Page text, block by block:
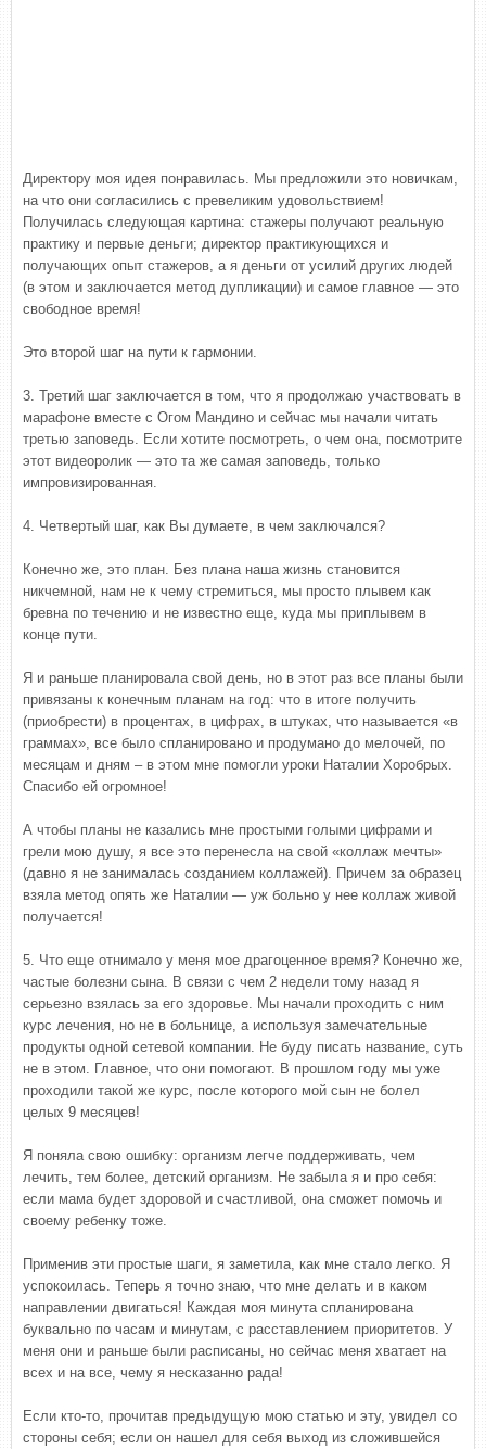
Директору моя идея понравилась. Мы предложили это новичкам,
на что они согласились с превеликим удовольствием!
Получилась следующая картина: стажеры получают реальную
практику и первые деньги; директор практикующихся и
получающих опыт стажеров, а я деньги от усилий других людей
(в этом и заключается метод дупликации) и самое главное — это
свободное время!
Это второй шаг на пути к гармонии.
3. Третий шаг заключается в том, что я продолжаю участвовать в
марафоне вместе с Огом Мандино и сейчас мы начали читать
третью заповедь. Если хотите посмотреть, о чем она, посмотрите
этот видеоролик — это та же самая заповедь, только
импровизированная.
4. Четвертый шаг, как Вы думаете, в чем заключался?
Конечно же, это план. Без плана наша жизнь становится
никчемной, нам не к чему стремиться, мы просто плывем как
бревна по течению и не известно еще, куда мы приплывем в
конце пути.
Я и раньше планировала свой день, но в этот раз все планы были
привязаны к конечным планам на год: что в итоге получить
(приобрести) в процентах, в цифрах, в штуках, что называется «в
граммах», все было спланировано и продумано до мелочей, по
месяцам и дням – в этом мне помогли уроки Наталии Хоробрых.
Спасибо ей огромное!
А чтобы планы не казались мне простыми голыми цифрами и
грели мою душу, я все это перенесла на свой «коллаж мечты»
(давно я не занималась созданием коллажей). Причем за образец
взяла метод опять же Наталии — уж больно у нее коллаж живой
получается!
5. Что еще отнимало у меня мое драгоценное время? Конечно же,
частые болезни сына. В связи с чем 2 недели тому назад я
серьезно взялась за его здоровье. Мы начали проходить с ним
курс лечения, но не в больнице, а используя замечательные
продукты одной сетевой компании. Не буду писать название, суть
не в этом. Главное, что они помогают. В прошлом году мы уже
проходили такой же курс, после которого мой сын не болел
целых 9 месяцев!
Я поняла свою ошибку: организм легче поддерживать, чем
лечить, тем более, детский организм. Не забыла я и про себя:
если мама будет здоровой и счастливой, она сможет помочь и
своему ребенку тоже.
Применив эти простые шаги, я заметила, как мне стало легко. Я
успокоилась. Теперь я точно знаю, что мне делать и в каком
направлении двигаться! Каждая моя минута спланирована
буквально по часам и минутам, с расставлением приоритетов. У
меня они и раньше были расписаны, но сейчас меня хватает на
всех и на все, чему я несказанно рада!
Если кто-то, прочитав предыдущую мою статью и эту, увидел со
стороны себя; если он нашел для себя выход из сложившейся